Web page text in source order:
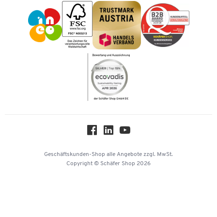
Impressum
Karriere
Kataloge
Geschäftskunden-Shop alle Angebote zzgl. MwSt.
Copyright © Schäfer Shop 2026